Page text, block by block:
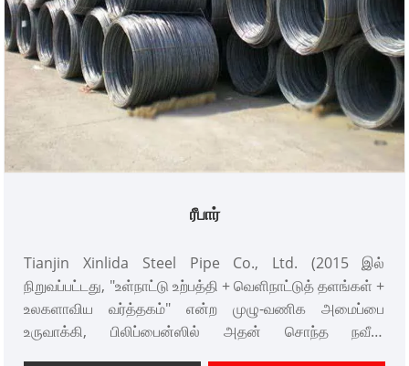
ரீபார்
Tianjin Xinlida Steel Pipe Co., Ltd. (2015 இல்
நிறுவப்பட்டது, "உள்நாட்டு உற்பத்தி + வெளிநாட்டுத் தளங்கள் +
உலகளாவிய வர்த்தகம்" என்ற முழு-வணிக அமைப்பை
உருவாக்கி, பிலிப்பைன்ஸில் அதன் சொந்த நவீன